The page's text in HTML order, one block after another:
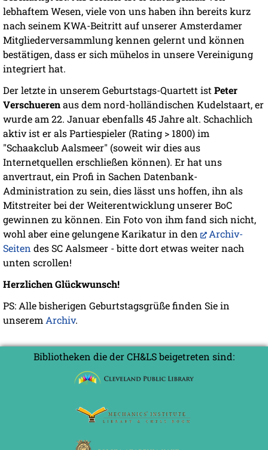
lebhaftem Wesen, viele von uns haben ihn bereits kurz
nach seinem KWA-Beitritt auf unserer Amsterdamer
Mitgliederversammlung kennen gelernt und können
bestätigen, dass er sich mühelos in unsere Vereinigung
integriert hat.
Der letzte in unserem Geburtstags-Quartett ist Peter
Verschuerenaus dem nord-holländischen Kudelstaart, er
wurde am 22. Januar ebenfalls 45 Jahre alt. Schachlich
aktiv ist er als Partiespieler (Rating > 1800) im
"Schaakclub Aalsmeer" (soweit wir dies aus
Internetquellen erschließen können). Er hat uns
anvertraut, ein Profi in Sachen Datenbank-
Administration zu sein, dies lässt uns hoffen, ihn als
Mitstreiter bei der Weiterentwicklung unserer BoC
gewinnen zu können. Ein Foto von ihm fand sich nicht,
wohl aber eine gelungene Karikatur in den
Archiv-
Seiten des SC Aalsmeer - bitte dort etwas weiter nach
unten scrollen!
Herzlichen Glückwunsch!
PS: Alle bisherigen Geburtstagsgrüße finden Sie in
unserem Archiv.
Bibliotheken die der CH&LS beigetreten sind: